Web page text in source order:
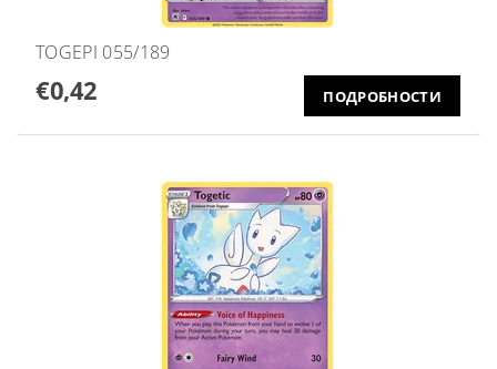
TOGEPI 055/189
€0,42 ПОДРОБНОСТИ